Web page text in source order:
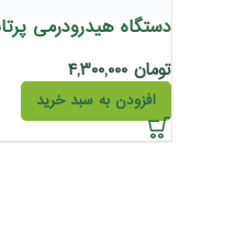
تومان
افزودن به سبد خرید